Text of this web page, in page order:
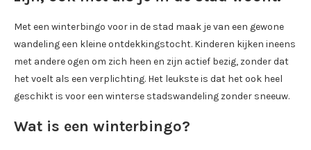
Met een winterbingo voor in de stad maak je van een gewone
wandeling een kleine ontdekkingstocht. Kinderen kijken ineens
met andere ogen om zich heen en zijn actief bezig, zonder dat
het voelt als een verplichting. Het leukste is dat het ook heel
geschikt is voor een winterse stadswandeling zonder sneeuw.
Wat is een winterbingo?